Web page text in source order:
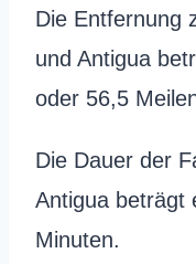
Die Entfernung
und Antigua
oder 56,5
Die Dauer der
Antigua beträgt
Minuten.